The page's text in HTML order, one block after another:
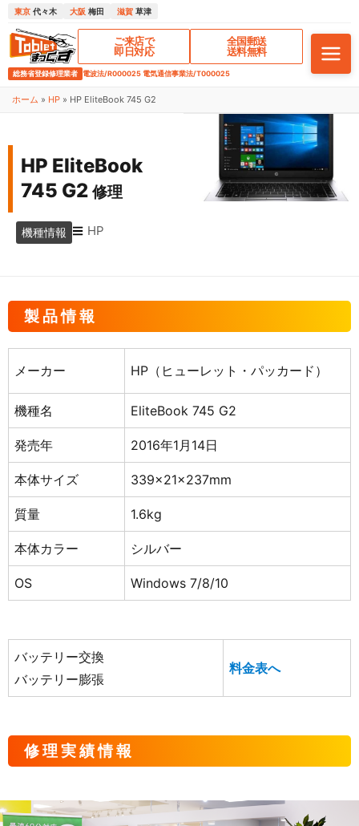
東京 代々木 大阪 梅田 滋賀 草津
ご来店で
即日対応
全国郵送
送料無料
総務省登録修理業者 電波法/R000025 電気通信事業法/T000025
ホーム » HP » HP EliteBook 745 G2
HP EliteBook
745 G2 修理
機種情報 HP
製品情報
メーカー HP（ヒューレット・パッカード）
機種名 EliteBook 745 G2
発売年 2016年1月14日
本体サイズ 339x21x237mm
質量 1.6kg
本体カラー シルバー
OS Windows 7/8/10
バッテリー交換
バッテリー膨張
料金表へ
修理実績情報